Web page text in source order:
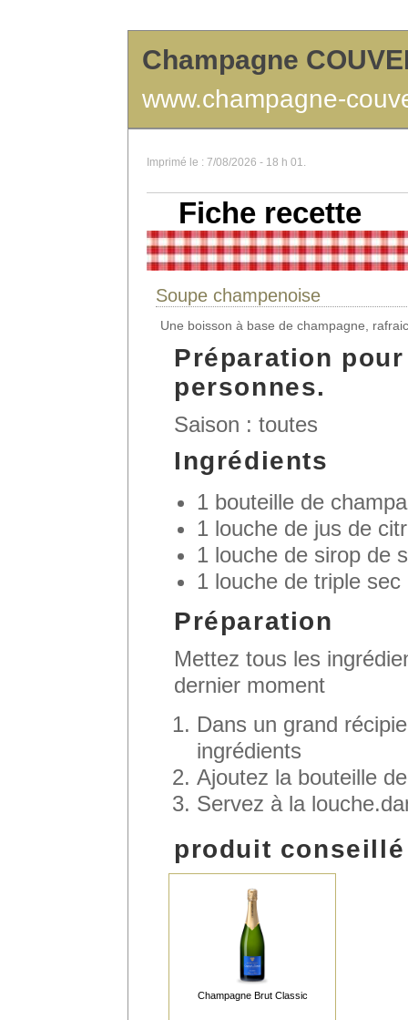
Champagne
www.champagne-
Imprimé le : 7/08/2026 - 18 h 01.
Fiche recette
Soupe champenoise
Une boisson à base de champagne,
Préparation
personnes.
Saison : toutes
Ingrédients
1 bouteille de
1 louche de jus de
1 louche de sirop de
1 louche de triple
Préparation
Mettez tous les
dernier moment
Dans un grand
ingrédients
Ajoutez la bouteille
Servez à la
produit
Champagne Brut Classic